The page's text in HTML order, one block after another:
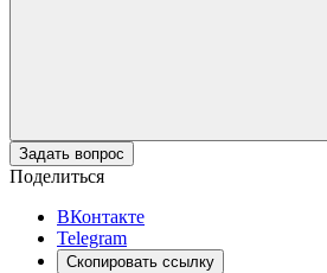
Задать вопрос
Поделиться
ВКонтакте
Telegram
Скопировать ссылку